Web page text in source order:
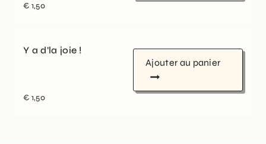
€ 1,50
Y a d’la joie !
€ 1,50
Ajouter au panier